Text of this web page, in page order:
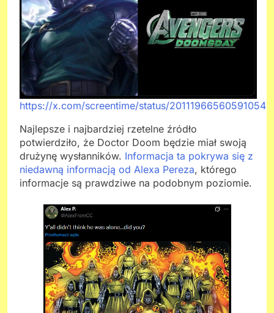
https://x.com/screentime/status/
Najlepsze i najbardziej rzetelne źródło
potwierdziło, że Doctor Doom będzie miał swoją
drużynę wysłanników. Informacja ta pokrywa się z
niedawną informacją od Alexa Pereza, którego
informacje są prawdziwe na podobnym poziomie.